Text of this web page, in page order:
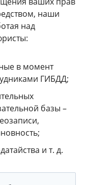
наши
над
в момент
ГИБДД;
базы –
и т. д.